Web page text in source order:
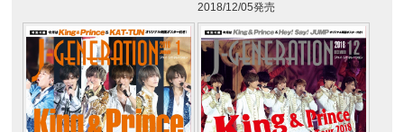
2018/12/05発売